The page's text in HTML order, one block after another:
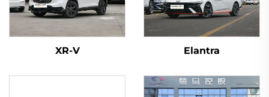
XR-V Elantra